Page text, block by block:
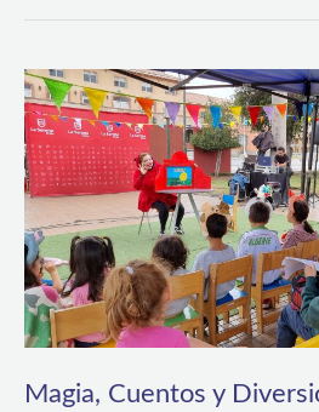
Magia, Cuentos y
Magia,
Cuentos
y
Diversión:
el
Festival
de
Cuentos